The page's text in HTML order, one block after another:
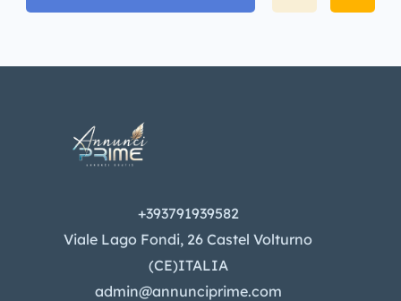
+393791939582
Viale Lago Fondi, 26 Castel Volturno
(CE)ITALIA
admin@annunciprime.com